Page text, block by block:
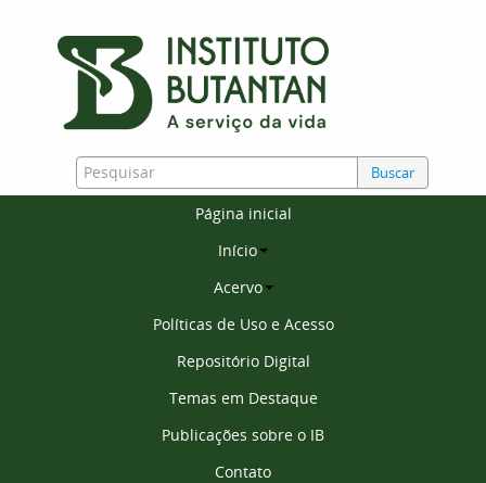
Buscar
Página inicial
Início
Acervo
Políticas de Uso e Acesso
Repositório Digital
Temas em Destaque
Publicações sobre o IB
Contato